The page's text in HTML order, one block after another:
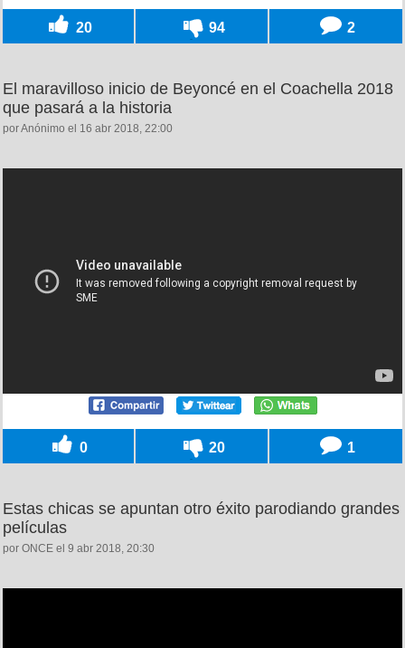
20 94 2
El maravilloso inicio de Beyoncé en el Coachella 2018
que pasará a la historia
por Anónimo el 16 abr 2018, 22:00
0 20 1
Estas chicas se apuntan otro éxito parodiando grandes
películas
por ONCE el 9 abr 2018, 20:30